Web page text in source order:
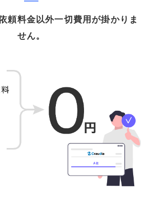
頼料⾦以外⼀切費⽤が掛かりま
せん。